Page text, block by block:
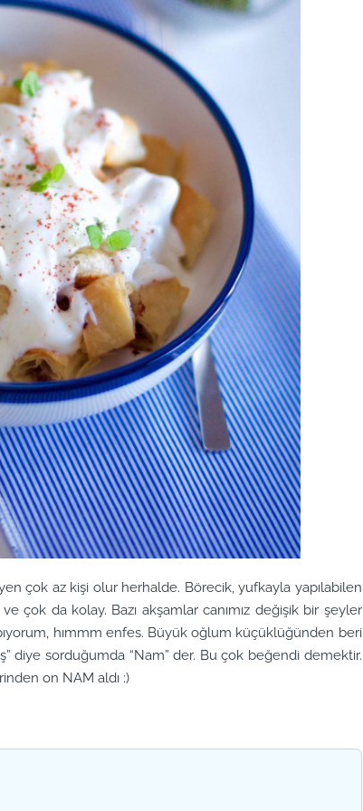
çok az kişi olur herhalde. Börecik, yufkayla yapılabilen
ve çok da kolay. Bazı akşamlar canımız değişik bir şeyler
hımmm enfes. Büyük oğlum küçüklüğünden beri
diye sorduğumda “Nam” der. Bu çok beğendi demektir.
on NAM aldı :)